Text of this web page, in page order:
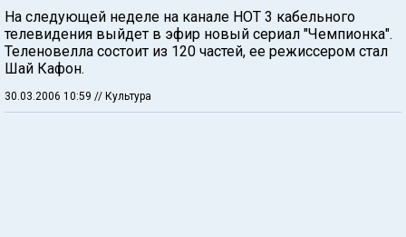
На следующей неделе на канале НОТ 3 кабельного
телевидения выйдет в эфир новый сериал "Чемпионка".
Теленовелла состоит из 120 частей, ее режиссером стал
Шай Кафон.
30.03.2006 10:59 // Культура